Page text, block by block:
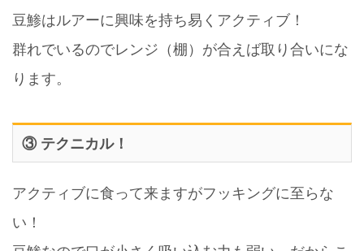
豆鯵はルアーに興味を持ち易くアクティブ！
群れでいるのでレンジ（棚）が合えば取り合いにな
ります。
③ テクニカル！
アクティブに食って来ますがフッキングに至らな
い！